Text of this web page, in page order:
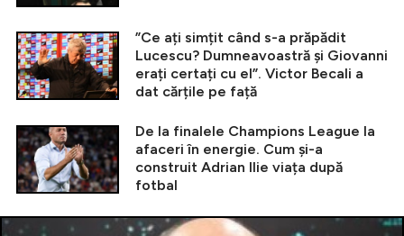
”Ce ați simțit când s-a prăpădit
Lucescu? Dumneavoastră și Giovanni
erați certați cu el”. Victor Becali a
dat cărțile pe față
De la finalele Champions League la
afaceri în energie. Cum și-a
construit Adrian Ilie viața după
fotbal